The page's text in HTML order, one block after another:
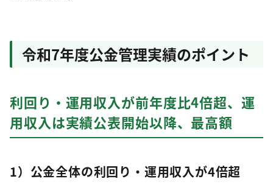
令和7年度公金管理実績のポイント
利回り・運用収入が前年度比4倍超、運
用収入は実績公表開始以降、最高額
1）公金全体の利回り・運用収入が4倍超